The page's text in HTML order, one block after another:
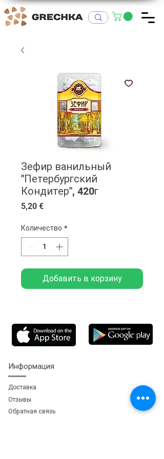
Зефир ванильный
"Петербургский
Кондитер", 420г
5,20 €Цена
Количество *
Добавить в корзину
Информация
Доставка
Отзывы
Обратная связь